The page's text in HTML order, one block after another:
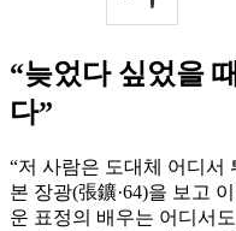
“늦었다 싶었을
다”
“저 사람은 도대체 어디서
본 장광(張鑛·64)을 보고
운 표정의 배우는 어디서